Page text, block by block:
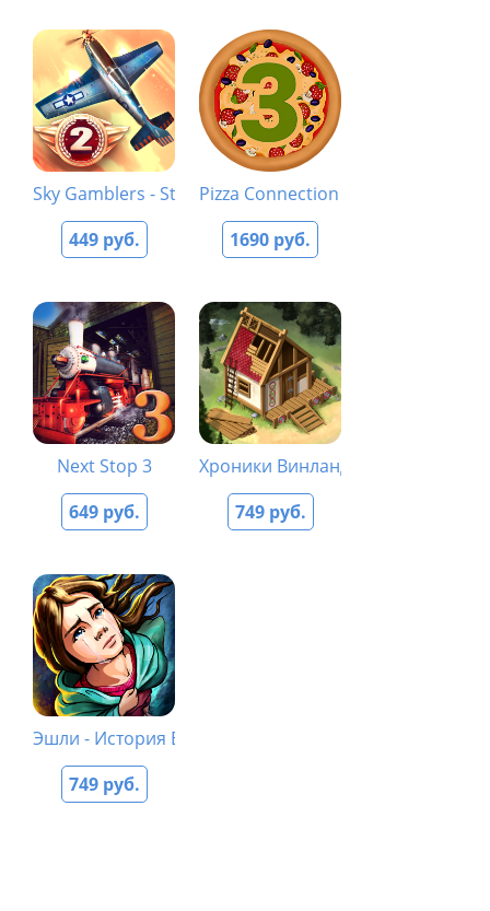
Sky Gamblers - Storm Raiders 2
449 руб.
Pizza Connection 3
1690 руб.
Next Stop 3
649 руб.
Хроники Винланда
749 руб.
Эшли - История Выжившей
749 руб.